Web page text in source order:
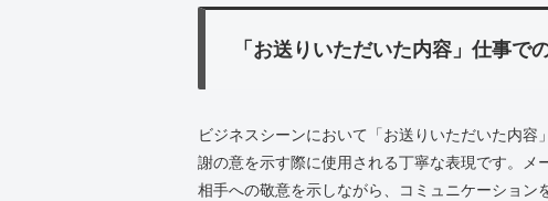
「お送りいただいた内容」仕事で
ビジネスシーンにおいて「お送りいただいた内
謝の意を示す際に使用される丁寧な表現です。メ
相手への敬意を示しながら、コミュニケーション